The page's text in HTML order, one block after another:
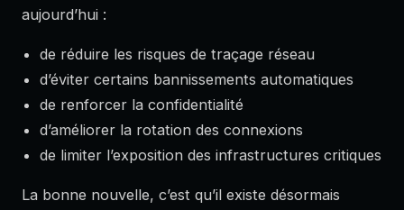
aujourd’hui :
de réduire les risques de traçage réseau
d’éviter certains bannissements automatiques
de renforcer la confidentialité
d’améliorer la rotation des connexions
de limiter l’exposition des infrastructures critiques
La bonne nouvelle, c’est qu’il existe désormais